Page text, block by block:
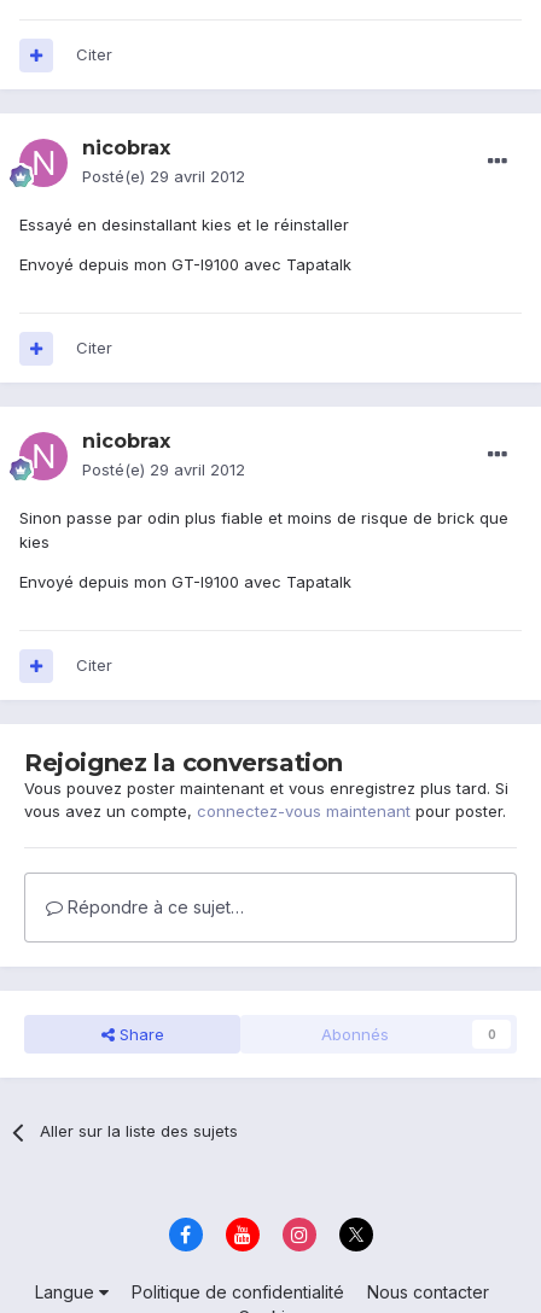
Citer
nicobrax
Posté(e) 29 avril 2012
Essayé en desinstallant kies et le réinstaller
Envoyé depuis mon GT-I9100 avec Tapatalk
Citer
nicobrax
Posté(e) 29 avril 2012
Sinon passe par odin plus fiable et moins de risque de brick que
kies
Envoyé depuis mon GT-I9100 avec Tapatalk
Citer
Rejoignez la conversation
Vous pouvez poster maintenant et vous enregistrez plus tard. Si
vous avez un compte, connectez-vous maintenant pour poster.
Répondre à ce sujet…
Share Abonnés 0
Aller sur la liste des sujets
Langue Politique de confidentialité
Nous contacter